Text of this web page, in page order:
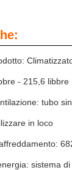
- 215,6 libbre
tubo
in loco
sistema